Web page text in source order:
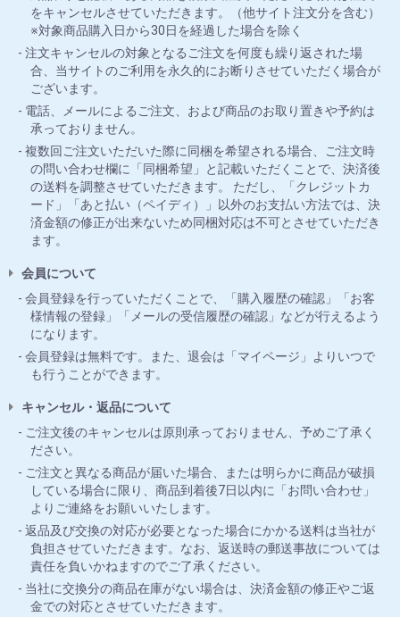
をキャンセルさせていただきます。（他サイト注文分を含む）
※対象商品購入日から30日を経過した場合を除く
注文キャンセルの対象となるご注文を何度も繰り返された場
合、当サイトのご利用を永久的にお断りさせていただく場合が
ございます。
電話、メールによるご注文、および商品のお取り置きや予約は
承っておりません。
複数回ご注文いただいた際に同梱を希望される場合、ご注文時
の問い合わせ欄に「同梱希望」と記載いただくことで、決済後
の送料を調整させていただきます。 ただし、「クレジットカ
ード」「あと払い（ペイディ）」以外のお支払い方法では、決
済金額の修正が出来ないため同梱対応は不可とさせていただき
ます。
会員について
会員登録を行っていただくことで、「購入履歴の確認」「お客
様情報の登録」「メールの受信履歴の確認」などが行えるよう
になります。
会員登録は無料です。また、退会は「マイページ」よりいつで
も行うことができます。
キャンセル・返品について
ご注文後のキャンセルは原則承っておりません、予めご了承く
ださい。
ご注文と異なる商品が届いた場合、または明らかに商品が破損
している場合に限り、商品到着後7日以内に「お問い合わせ」
よりご連絡をお願いいたします。
返品及び交換の対応が必要となった場合にかかる送料は当社が
負担させていただきます。なお、返送時の郵送事故については
責任を負いかねますのでご了承ください。
当社に交換分の商品在庫がない場合は、決済金額の修正やご返
金での対応とさせていただきます。